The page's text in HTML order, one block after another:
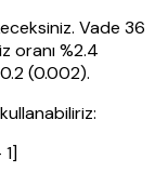
Vade 36
oranı %2.4
(0.002).